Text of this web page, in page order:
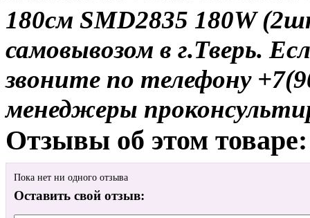
180см SMD2835 180W
самовывозом в г.Тверь.
звоните по телефону
менеджеры
Отзывы об этом товаре:
Пока нет ни одного отзыва
Оставить свой отзыв: